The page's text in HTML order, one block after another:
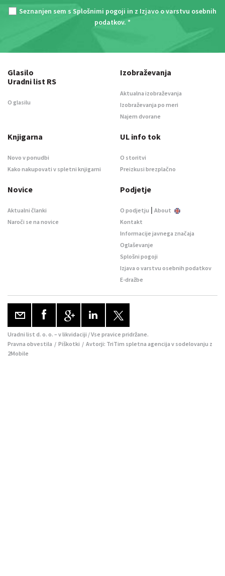
Seznanjen sem s Splošnimi pogoji in z Izjavo o varstvu osebnih
podatkov. *
Glasilo
Uradni list RS
O glasilu
Izobraževanja
Aktualna izobraževanja
Izobraževanja po meri
Najem dvorane
Knjigarna
Novo v ponudbi
Kako nakupovati v spletni knjigarni
UL info tok
O storitvi
Preizkusi brezplačno
Novice
Aktualni članki
Naroči se na novice
Podjetje
O podjetju | About
Kontakt
Informacije javnega značaja
Oglaševanje
Splošni pogoji
Izjava o varstvu osebnih podatkov
E-dražbe
Uradni list d. o. o. – v likvidaciji / Vse pravice pridržane.
Pravna obvestila / Piškotki / Avtorji: TriTim spletna agencija v sodelovanju z
2Mobile